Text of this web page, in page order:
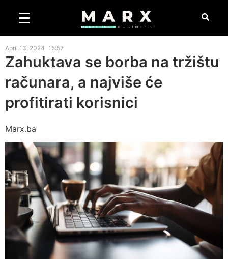
April 13, 2024 15:57
Zahuktava se borba na tržištu
računara, a najviše će
profitirati korisnici
Marx.ba